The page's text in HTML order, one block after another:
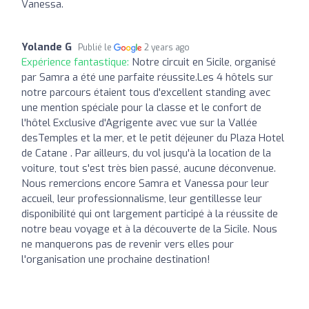
Vanessa.
Yolande G Publié le 2 years ago
Expérience fantastique: Notre circuit en Sicile, organisé
par Samra a été une parfaite réussite.Les 4 hôtels sur
notre parcours étaient tous d'excellent standing avec
une mention spéciale pour la classe et le confort de
l'hôtel Exclusive d'Agrigente avec vue sur la Vallée
desTemples et la mer, et le petit déjeuner du Plaza Hotel
de Catane . Par ailleurs, du vol jusqu'à la location de la
voiture, tout s'est très bien passé, aucune déconvenue.
Nous remercions encore Samra et Vanessa pour leur
accueil, leur professionnalisme, leur gentillesse leur
disponibilité qui ont largement participé à la réussite de
notre beau voyage et à la découverte de la Sicile. Nous
ne manquerons pas de revenir vers elles pour
l'organisation une prochaine destination!